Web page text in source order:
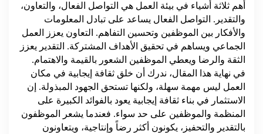
أهم ثلاثة أشياء في بيئة العمل هي التواصل الفعال، والتعاون،
والتقدير. التواصل الفعال يساعد على تبادل المعلومات
والأفكار بين الموظفين وتحسين التفاهم. التعاون يعزز العمل
الجماعي ويساهم في تحقيق الأهداف المشتركة. التقدير يعزز
الثقة والرضا ويعطي الموظفين الشعور بالقيمة والاهتمام.
في نهاية هذا المقال، ندرك أن خلق ثقافة إيجابية في مكان
العمل ليس مهمة سهلة، ولكنها تستحق الجهود المبذولة. إن
الاستثمار في بناء ثقافة إيجابية يعود بالفوائد الكبيرة على
المنظمة والموظفين على حد سواء. فعندما يشعر الموظفون
بالتقدير والتحفيز، يكونون أكثر رضاً وإنتاجية، ويتعاونون